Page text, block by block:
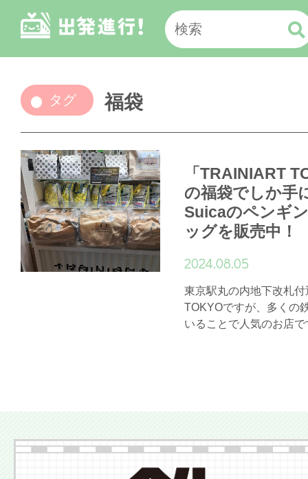
タグ 福袋
「TRAINIART
の福袋でしか手
Suicaのペンギ
ッグを販売中！
2024.08.05
東京駅丸の内地下改札
TOKYOですが、多くの
いることで人気のお店